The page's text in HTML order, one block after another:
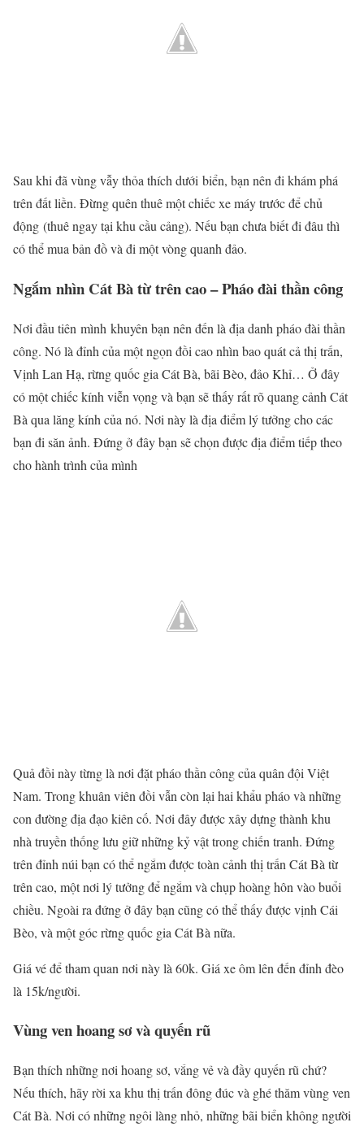
Sau khi đã vùng vẫy thỏa thích dưới biển, bạn nên đi khám phá
trên đất liền. Đừng quên thuê một chiếc xe máy trước để chủ
động (thuê ngay tại khu cầu cảng). Nếu bạn chưa biết đi đâu thì
có thể mua bản đồ và đi một vòng quanh đảo.
Ngắm nhìn Cát Bà từ trên cao – Pháo đài thần công
Nơi đầu tiên mình khuyên bạn nên đến là địa danh pháo đài thần
công. Nó là đỉnh của một ngọn đồi cao nhìn bao quát cả thị trấn,
Vịnh Lan Hạ, rừng quốc gia Cát Bà, bãi Bèo, đảo Khỉ… Ở đây
có một chiếc kính viễn vọng và bạn sẽ thấy rất rõ quang cảnh Cát
Bà qua lăng kính của nó. Nơi này là địa điểm lý tưởng cho các
bạn đi săn ảnh. Đứng ở đây bạn sẽ chọn được địa điểm tiếp theo
cho hành trình của mình
Quả đồi này từng là nơi đặt pháo thần công của quân đội Việt
Nam. Trong khuân viên đồi vẫn còn lại hai khẩu pháo và những
con đường địa đạo kiên cố. Nơi đây được xây dựng thành khu
nhà truyền thống lưu giữ những kỷ vật trong chiến tranh. Đứng
trên đỉnh núi bạn có thể ngắm được toàn cảnh thị trấn Cát Bà từ
trên cao, một nơi lý tưởng để ngắm và chụp hoàng hôn vào buổi
chiều. Ngoài ra đứng ở đây bạn cũng có thể thấy được vịnh Cái
Bèo, và một góc rừng quốc gia Cát Bà nữa.
Giá vé để tham quan nơi này là 60k. Giá xe ôm lên đến đỉnh đèo
là 15k/người.
Vùng ven hoang sơ và quyến rũ
Bạn thích những nơi hoang sơ, vắng vẻ và đầy quyến rũ chứ?
Nếu thích, hãy rời xa khu thị trấn đông đúc và ghé thăm vùng ven
Cát Bà. Nơi có những ngôi làng nhỏ, những bãi biển không người